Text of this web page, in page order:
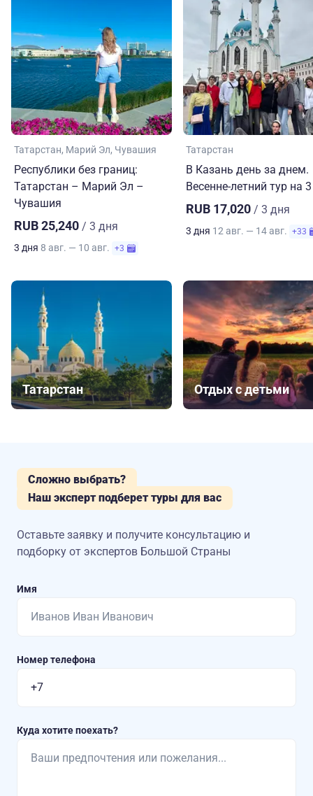
Татарстан Марий Эл Чувашия
Республики без границ:
Татарстан – Марий Эл –
Чувашия
RUB 25,240 / 3 дня
3 дня 8 авг. — 10 авг. +3
Татарстан
В Казань день за днем.
Весенне-летний тур на
RUB 17,020 / 3 дня
3 дня 12 авг. — 14 авг. +33
Татарстан Отдых с детьми
Сложно выбрать?
Наш эксперт подберет туры для вас
Оставьте заявку и получите консультацию и
подборку от экспертов Большой Страны
Имя
Номер телефона
Куда хотите поехать?